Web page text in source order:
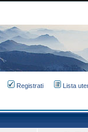
Registrati Lista